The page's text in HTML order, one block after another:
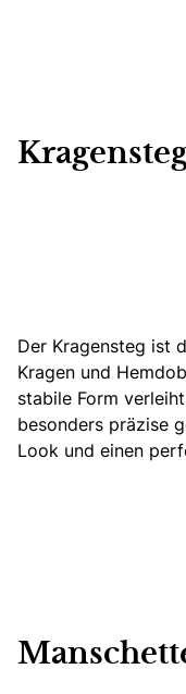
Der Kragensteg ist
Kragen und
stabile Form
besonders präzise
Look und einen